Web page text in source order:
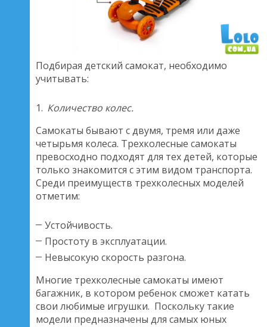
Подбирая детский самокат, необходимо
учитывать:
Количество колес.
Самокаты бывают с двумя, тремя или даже
четырьмя колеса. Трехколесные самокаты
превосходно подходят для тех детей, которые
только знакомится с этим видом транспорта.
Среди преимуществ трехколесных моделей
отметим:
Устойчивость.
Простоту в эксплуатации.
Невысокую скорость разгона.
Многие трехколесные самокаты имеют
багажник, в котором ребенок сможет катать
свои любимые игрушки. Поскольку такие
модели предназначены для самых юных